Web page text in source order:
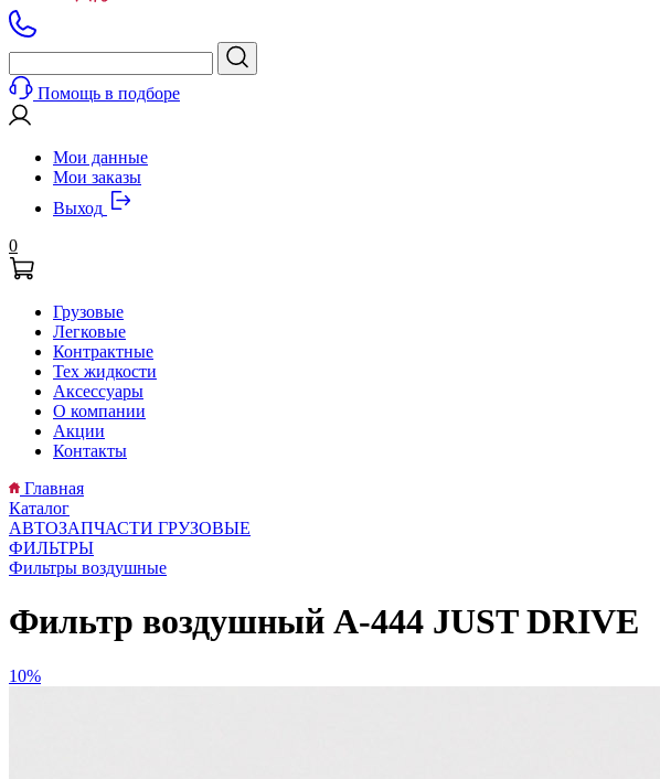
Помощь в подборе
Мои данные
Мои заказы
Выход
0
Грузовые
Легковые
Контрактные
Тех жидкости
Аксессуары
О компании
Акции
Контакты
Главная
Каталог
АВТОЗАПЧАСТИ ГРУЗОВЫЕ
ФИЛЬТРЫ
Фильтры воздушные
Фильтр воздушный A-444 JUST DRIVE
10%